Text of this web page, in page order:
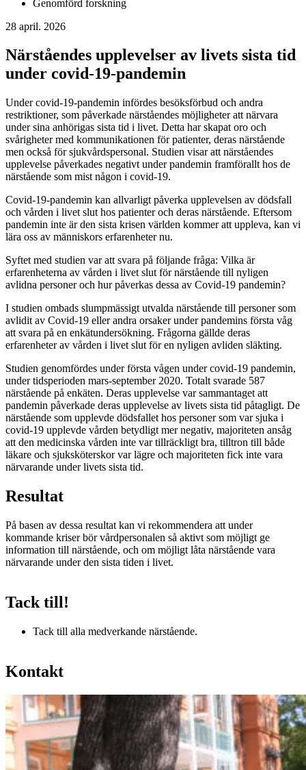
Genomförd forskning
28 april. 2026
Närståendes upplevelser av livets sista tid
under covid-19-pandemin
Under covid-19-pandemin infördes besöksförbud och andra
restriktioner, som påverkade närståendes möjligheter att närvara
under sina anhörigas sista tid i livet. Detta har skapat oro och
svårigheter med kommunikationen för patienter, deras närstående
men också för sjukvårdspersonal. Studien visar att närståendes
upplevelse påverkades negativt under pandemin framförallt hos de
närstående som mist någon i covid-19.
Covid-19-pandemin kan allvarligt påverka upplevelsen av dödsfall
och vården i livet slut hos patienter och deras närstående. Eftersom
pandemin inte är den sista krisen världen kommer att uppleva, kan vi
lära oss av människors erfarenheter nu.
Syftet med studien var att svara på följande fråga: Vilka är
erfarenheterna av vården i livet slut för närstående till nyligen
avlidna personer och hur påverkas dessa av Covid-19 pandemin?
I studien ombads slumpmässigt utvalda närstående till personer som
avlidit av Covid-19 eller andra orsaker under pandemins första våg
att svara på en enkätundersökning. Frågorna gällde deras
erfarenheter av vården i livet slut för en nyligen avliden släkting.
Studien genomfördes under första vågen under covid-19 pandemin,
under tidsperioden mars-september 2020. Totalt svarade 587
närstående på enkäten. Deras upplevelse var sammantaget att
pandemin påverkade deras upplevelse av livets sista tid påtagligt. De
närstående som upplevde dödsfallet hos personer som var sjuka i
covid-19 upplevde vården betydligt mer negativ, majoriteten ansåg
att den medicinska vården inte var tillräckligt bra, tilltron till både
läkare och sjuksköterskor var lägre och majoriteten fick inte vara
närvarande under livets sista tid.
Resultat
På basen av dessa resultat kan vi rekommendera att under
kommande kriser bör vårdpersonalen så aktivt som möjligt ge
information till närstående, och om möjligt låta närstående vara
närvarande under den sista tiden i livet.
Tack till!
Tack till alla medverkande närstående.
Kontakt